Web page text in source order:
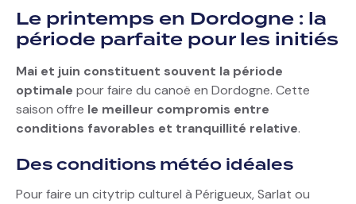
Le printemps en Dordogne : la
période parfaite pour les initiés
Mai et juin constituent souvent la période
optimale pour faire du canoë en Dordogne. Cette
saison offre le meilleur compromis entre
conditions favorables et tranquillité relative.
Des conditions météo idéales
Pour faire un citytrip culturel à Périgueux, Sarlat ou